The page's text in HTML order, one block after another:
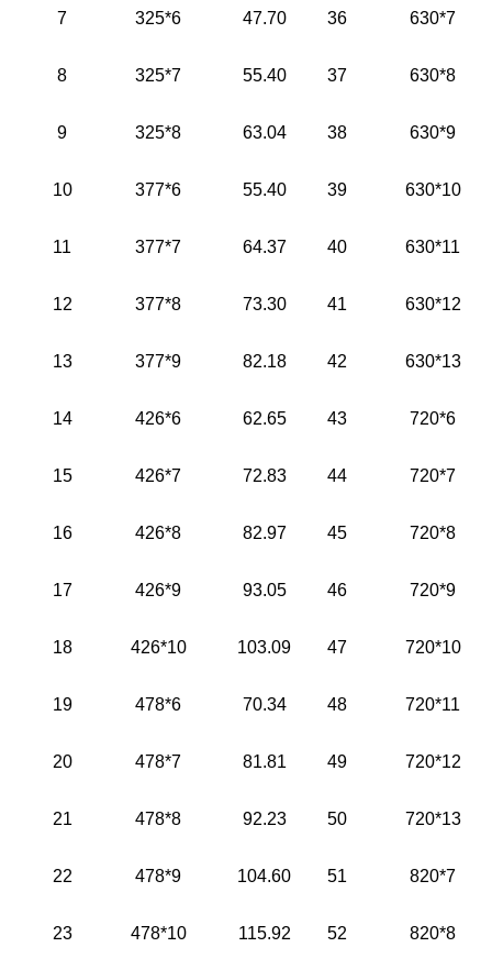
7 325*6 47.70 36 630*7
8 325*7 55.40 37 630*8
9 325*8 63.04 38 630*9
10 377*6 55.40 39 630*10
11 377*7 64.37 40 630*11
12 377*8 73.30 41 630*12
13 377*9 82.18 42 630*13
14 426*6 62.65 43 720*6
15 426*7 72.83 44 720*7
16 426*8 82.97 45 720*8
17 426*9 93.05 46 720*9
18 426*10 103.09 47 720*10
19 478*6 70.34 48 720*11
20 478*7 81.81 49 720*12
21 478*8 92.23 50 720*13
22 478*9 104.60 51 820*7
23 478*10 115.92 52 820*8